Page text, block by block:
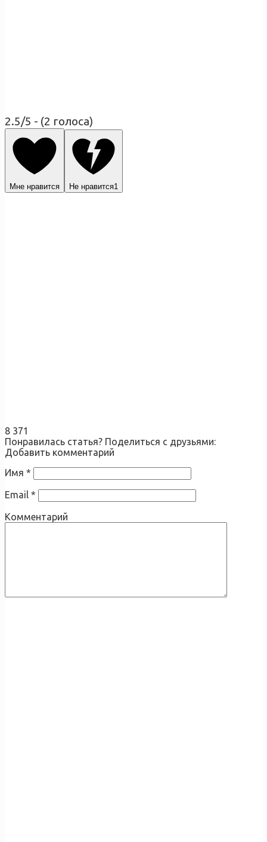
2.5/5 - (2 голоса)
Мне нравится Не нравится1
8 371
Понравилась статья? Поделиться с друзьями:
Добавить комментарий
Имя *
Email *
Комментарий